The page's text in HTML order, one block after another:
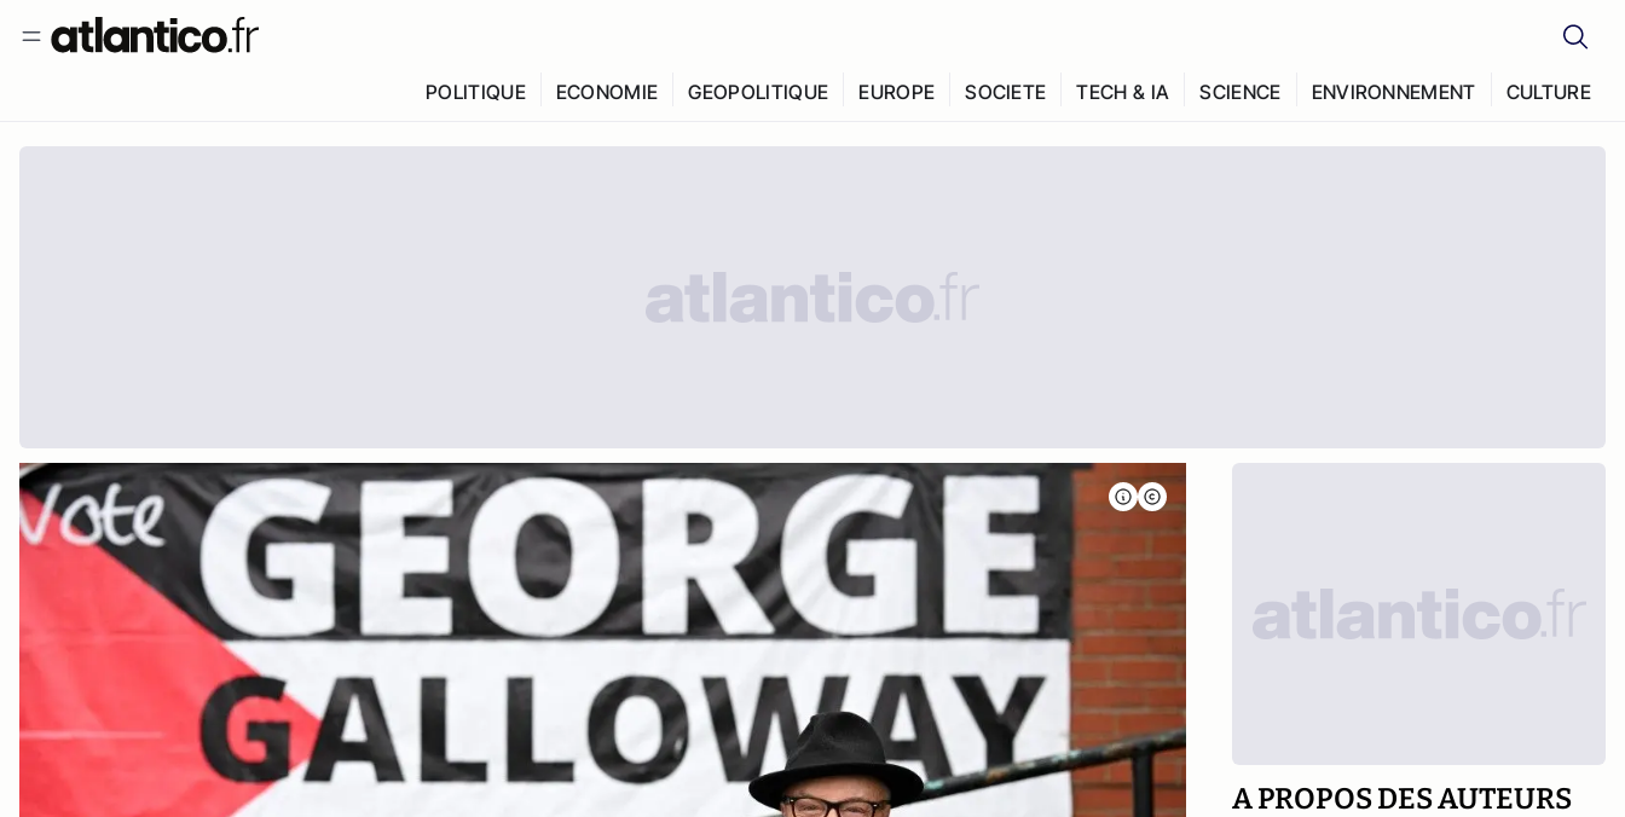
POLITIQUE ECONOMIE GEOPOLITIQUE EUROPE SOCIETE TECH & IA SCIENCE ENVIRONNEMENT CULTURE
A PROPOS DES AUTEURS